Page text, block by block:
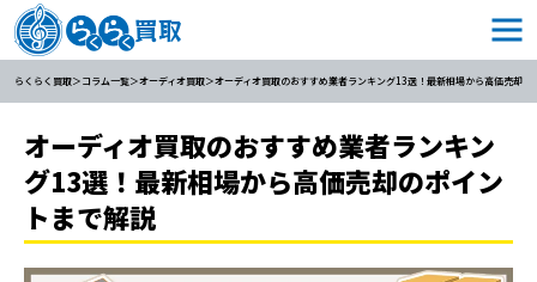
らくらく買取 コラム一覧 オーディオ買取 オーディオ買取のおすすめ業者ランキング13選！最新相場から高価売却の
オーディオ買取のおすすめ業者ランキン
グ13選！最新相場から高価売却のポイン
トまで解説